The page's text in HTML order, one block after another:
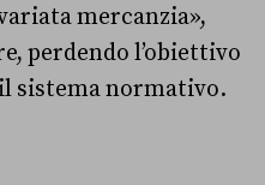
mercanzia»,
perdendo l’obiettivo
sistema normativo.